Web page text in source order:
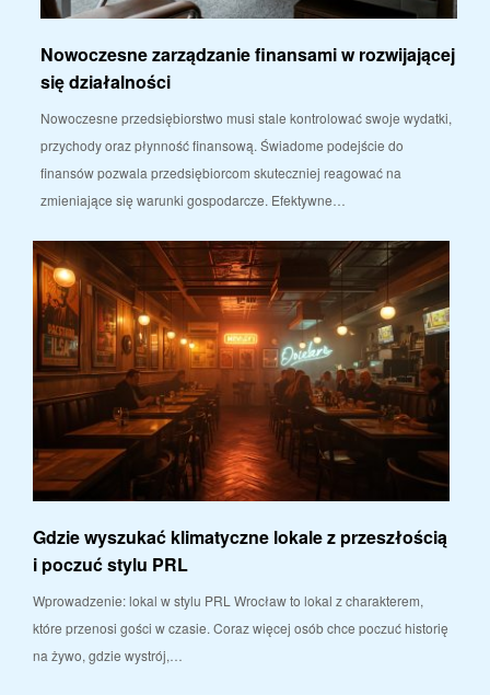
Nowoczesne zarządzanie finansami w rozwijającej
się działalności
Nowoczesne przedsiębiorstwo musi stale kontrolować swoje wydatki,
przychody oraz płynność finansową. Świadome podejście do
finansów pozwala przedsiębiorcom skuteczniej reagować na
zmieniające się warunki gospodarcze. Efektywne…
Gdzie wyszukać klimatyczne lokale z przeszłością
i poczuć stylu PRL
Wprowadzenie: lokal w stylu PRL Wrocław to lokal z charakterem,
które przenosi gości w czasie. Coraz więcej osób chce poczuć historię
na żywo, gdzie wystrój,…